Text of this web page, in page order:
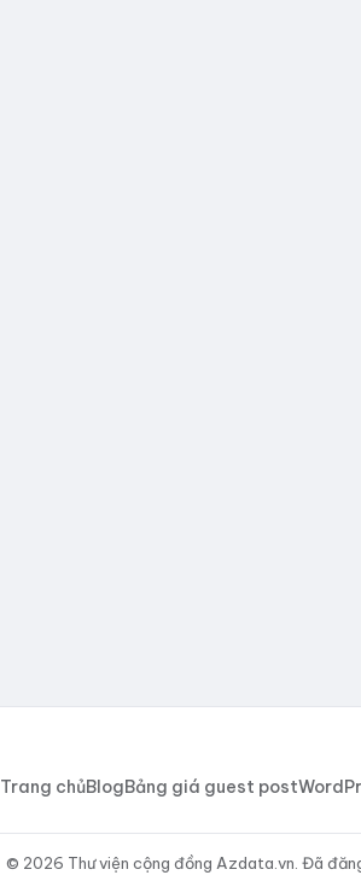
Trang chủBlogBảng giá guest post
© 2026 Thư viện cộng đồng Azdata.vn. Đã